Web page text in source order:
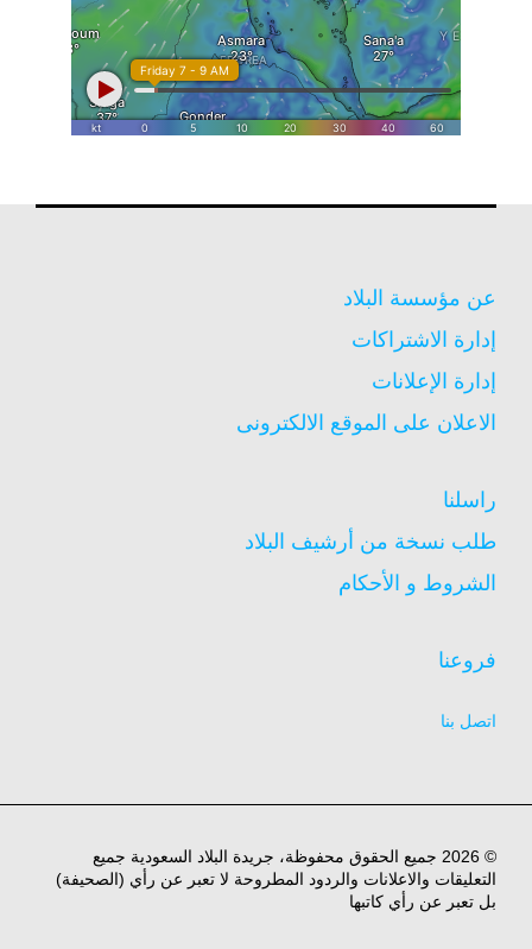
عن مؤسسة البلاد
إدارة الاشتراكات
إدارة الإعلانات
الاعلان على الموقع الالكترونى
راسلنا
طلب نسخة من أرشيف البلاد
الشروط و الأحكام
فروعنا
اتصل بنا
© 2026 جميع الحقوق محفوظة، جريدة البلاد السعودية جميع
التعليقات والاعلانات والردود المطروحة لا تعبر عن رأي (الصحيفة)
بل تعبر عن رأي كاتبها